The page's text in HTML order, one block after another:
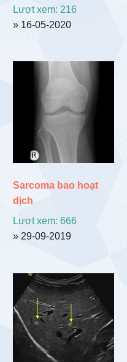
Lượt xem: 216
» 16-05-2020
Sarcoma bao hoạt
dịch
Lượt xem: 666
» 29-09-2019